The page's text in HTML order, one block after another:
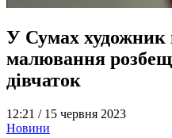
У Сумах художник
малювання
дівчаток
12:21 / 15 червня 2023
Новини